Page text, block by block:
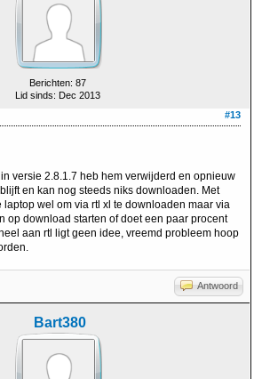
Berichten: 87
Lid sinds: Dec 2013
#13
versie 2.8.1.7 heb hem verwijderd en opnieuw
en kan nog steeds niks downloaden. Met
laptop wel om via rtl xl te downloaden maar via
op download starten of doet een paar procent
aan rtl ligt geen idee, vreemd probleem hoop
Antwoord
Bart380